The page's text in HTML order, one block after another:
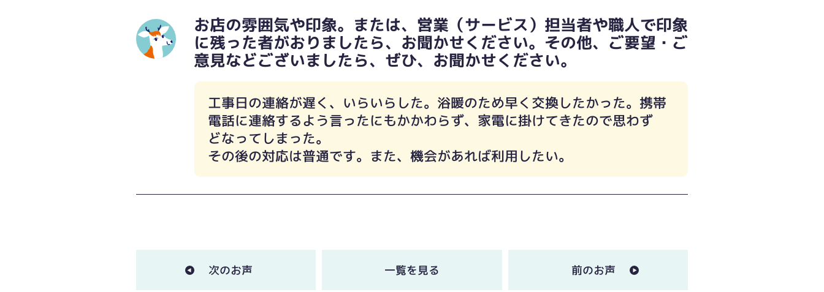
お店の雰囲気や印象。または、営業（サービス）担当者や職人で印象
に残った者がおりましたら、お聞かせください。その他、ご要望・ご
意見などございましたら、ぜひ、お聞かせください。
工事日の連絡が遅く、いらいらした。浴暖のため早く交換したかった。携帯
電話に連絡するよう言ったにもかかわらず、家電に掛けてきたので思わず
どなってしまった。
その後の対応は普通です。また、機会があれば利用したい。
次のお声 一覧を見る 前のお声